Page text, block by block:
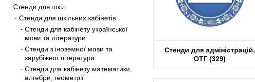
Стенди для шкіл
Стенди для шкільних кабінетів
Стенди для кабінету української
мови та літератури
Стенди з іноземної мови та
зарубіжної літератури
Стенди для кабінету математики,
алгебри, геометрії
Стенди для адміністрацій,
ОТГ (329)